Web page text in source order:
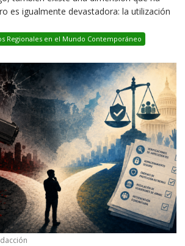
es igualmente devastadora: la utilización
Regionales en el Mundo Contemporáneo